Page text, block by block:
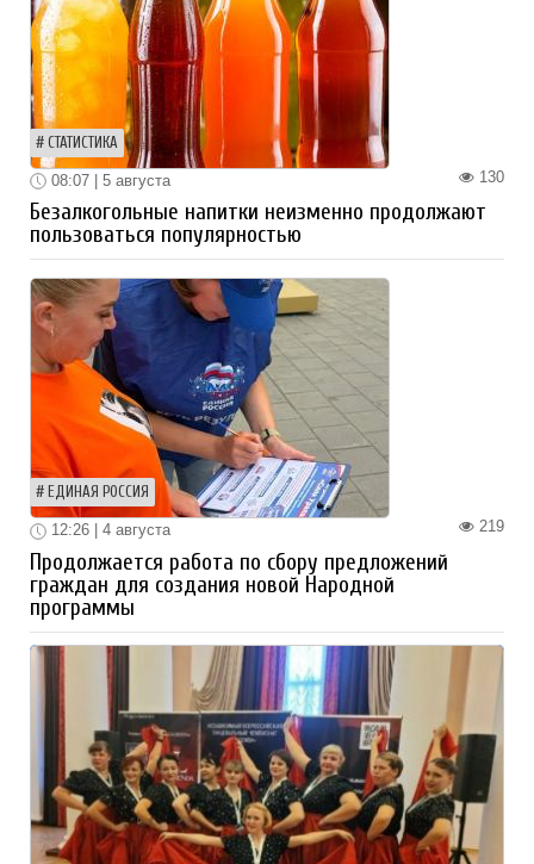
СТАТИСТИКА
130
08:07 | 5 августа
Безалкогольные напитки неизменно продолжают
пользоваться популярностью
ЕДИНАЯ РОССИЯ
219
12:26 | 4 августа
Продолжается работа по сбору предложений
граждан для создания новой Народной
программы